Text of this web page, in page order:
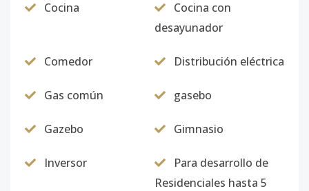
Cocina
Cocina con
desayunador
Comedor Distribución eléctrica
Gas común gasebo
Gazebo Gimnasio
Inversor
Para desarrollo de
Residenciales hasta 5